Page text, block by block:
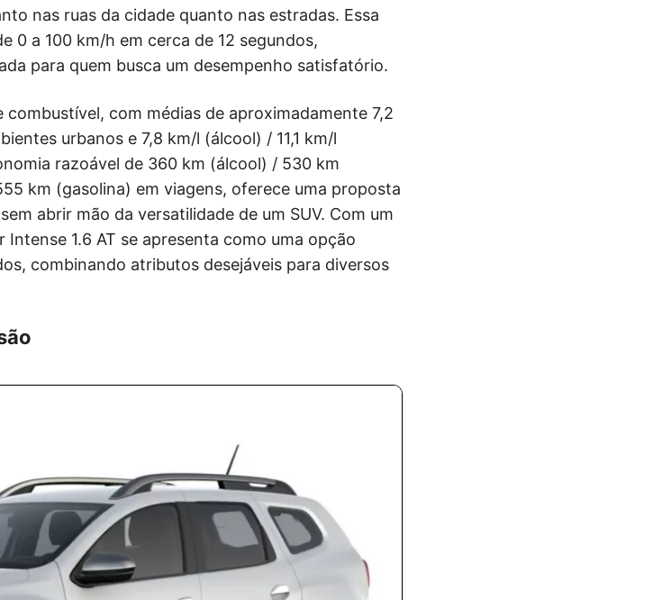
nas ruas da cidade quanto nas estradas. Essa
0 a 100 km/h em cerca de 12 segundos,
para quem busca um desempenho satisfatório.
com médias de aproximadamente 7,2
urbanos e 7,8 km/l (álcool) / 11,1 km/l
razoável de 360 km (álcool) / 530 km
km (gasolina) em viagens, oferece uma proposta
abrir mão da versatilidade de um SUV. Com um
1.6 AT se apresenta como uma opção
combinando atributos desejáveis para diversos